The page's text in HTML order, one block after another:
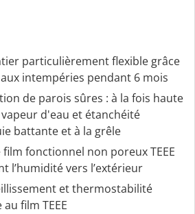
particulièrement flexible grâce
intempéries pendant 6 mois
de parois sûres : à la fois haute
d'eau et étanchéité
battante et à la grêle
film fonctionnel non poreux TEEE
l’humidité vers l’extérieur
et thermostabilité
film TEEE